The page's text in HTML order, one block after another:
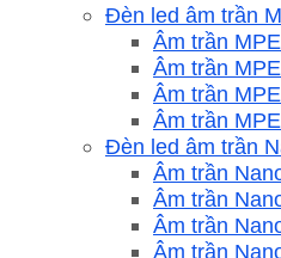
Đèn led âm trần
Âm trần
Âm trần
Âm trần
Âm trần
Đèn led âm trần
Âm trần
Âm trần
Âm trần
Âm trần